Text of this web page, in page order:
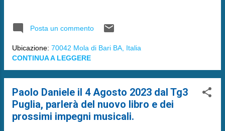
Posta un commento
Ubicazione: 70042 Mola di Bari BA, Italia
CONTINUA A LEGGERE
Paolo Daniele il 4 Agosto 2023 dal Tg3
Puglia, parlerà del nuovo libro e dei
prossimi impegni musicali.